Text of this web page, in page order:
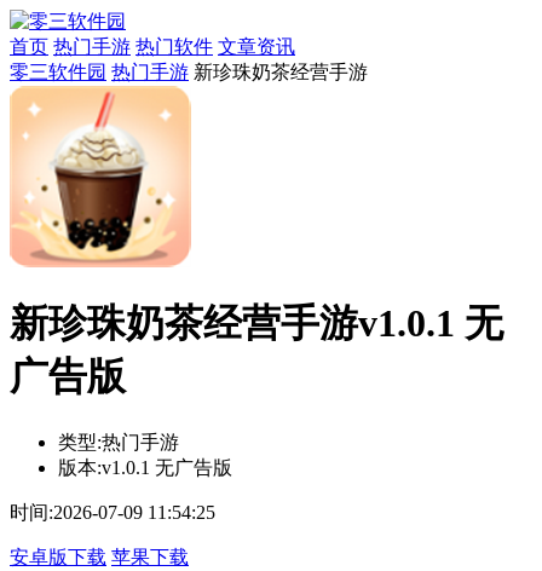
首页 热门手游 热门软件 文章资讯
零三软件园 热门手游 新珍珠奶茶经营手游
新珍珠奶茶经营手游v1.0.1 无
广告版
类型:热门手游
版本:v1.0.1 无广告版
时间:2026-07-09 11:54:25
安卓版下载 苹果下载